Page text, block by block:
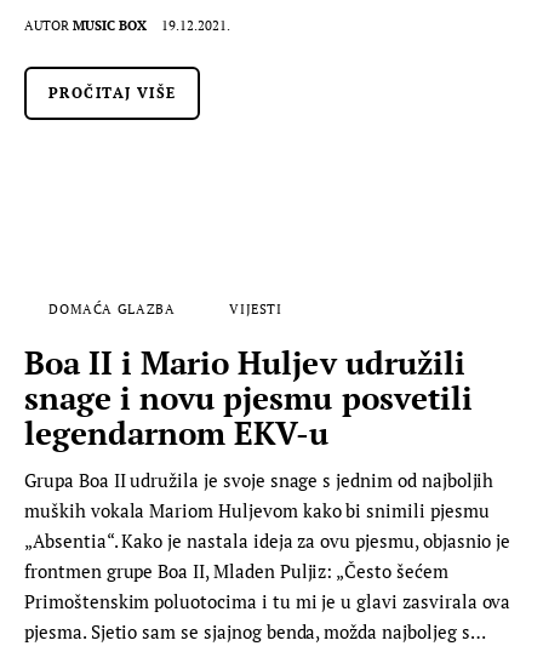
AUTOR MUSIC BOX 19.12.2021.
PROČITAJ VIŠE
DOMAĆA GLAZBA VIJESTI
Boa II i Mario Huljev udružili
snage i novu pjesmu posvetili
legendarnom EKV-u
Grupa Boa II udružila je svoje snage s jednim od najboljih
muških vokala Mariom Huljevom kako bi snimili pjesmu
„Absentia“. Kako je nastala ideja za ovu pjesmu, objasnio je
frontmen grupe Boa II, Mladen Puljiz: „Često šećem
Primoštenskim poluotocima i tu mi je u glavi zasvirala ova
pjesma. Sjetio sam se sjajnog benda, možda najboljeg s…